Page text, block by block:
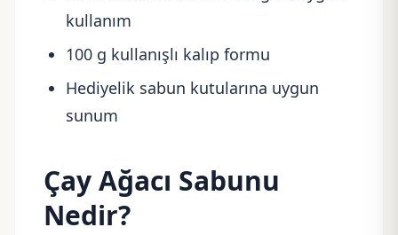
kullanım
100 g kullanışlı kalıp formu
Hediyelik sabun kutularına uygun
sunum
Çay Ağacı Sabunu
Nedir?